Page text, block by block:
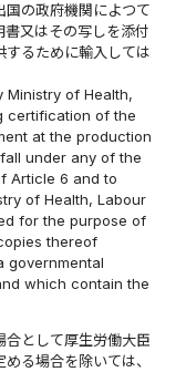
国の政府機関によつて
又はその写しを添付
するために輸入しては
of Health,
certification of the
at the production
under any of the
Article 6 and to
of Health, Labour
for the purpose of
thereof
governmental
which contain the
合として厚生労働大臣
る場合を除いては、